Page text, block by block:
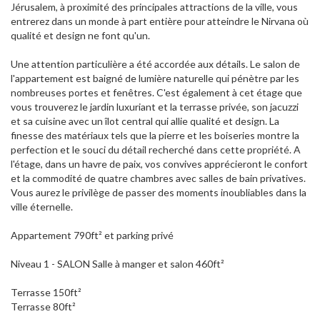
Jérusalem, à proximité des principales attractions de la ville, vous
entrerez dans un monde à part entière pour atteindre le Nirvana où
qualité et design ne font qu'un.
Une attention particulière a été accordée aux détails. Le salon de
l'appartement est baigné de lumière naturelle qui pénètre par les
nombreuses portes et fenêtres. C'est également à cet étage que
vous trouverez le jardin luxuriant et la terrasse privée, son jacuzzi
et sa cuisine avec un îlot central qui allie qualité et design. La
finesse des matériaux tels que la pierre et les boiseries montre la
perfection et le souci du détail recherché dans cette propriété. A
l'étage, dans un havre de paix, vos convives apprécieront le confort
et la commodité de quatre chambres avec salles de bain privatives.
Vous aurez le privilège de passer des moments inoubliables dans la
ville éternelle.
Appartement 790ft² et parking privé
Niveau 1 - SALON Salle à manger et salon 460ft²
Terrasse 150ft²
Terrasse 80ft²